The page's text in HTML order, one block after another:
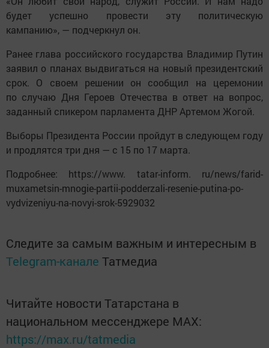
будет успешно провести эту политическую
кампанию», — подчеркнул он.
Ранее глава российского государства Владимир Путин
заявил о планах выдвигаться на новый президентский
срок. О своем решении он сообщил на церемонии
по случаю Дня Героев Отечества в ответ на вопрос,
заданный спикером парламента ДНР Артемом Жогой.
Выборы Президента России пройдут в следующем году
и продлятся три дня — с 15 по 17 марта.
Подробнее: https://www. tatar-inform. ru/news/farid-
muxametsin-mnogie-partii-podderzali-resenie-putina-po-
vydvizeniyu-na-novyi-srok-5929032
Следите за самым важным и интересным в
Telegram-канале Татмедиа
Читайте новости Татарстана в
национальном мессенджере MАХ:
https://max.ru/tatmedia